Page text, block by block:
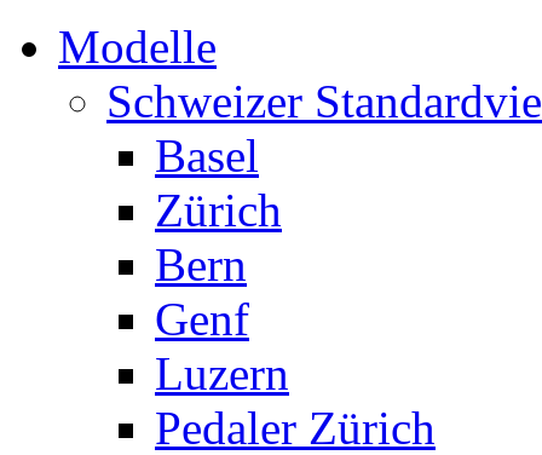
Modelle
Schweizer
Basel
Zürich
Bern
Genf
Luzern
Pedaler Zürich